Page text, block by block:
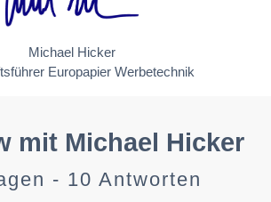
Michael Hicker
Europapier Werbetechnik
mit Michael Hicker
- 10 Antworten